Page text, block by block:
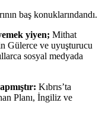
baş konuklarındandı.
yiyen; Mithat
Gülerce ve uyuşturucu
sosyal medyada
Kıbrıs’ta
Planı, İngiliz ve